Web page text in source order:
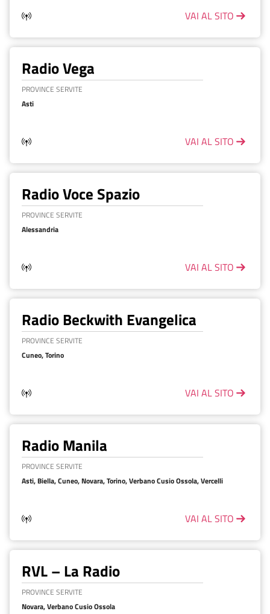
VAI AL SITO
Radio Vega
PROVINCE SERVITE
Asti
VAI AL SITO
Radio Voce Spazio
PROVINCE SERVITE
Alessandria
VAI AL SITO
Radio Beckwith Evangelica
PROVINCE SERVITE
Cuneo, Torino
VAI AL SITO
Radio Manila
PROVINCE SERVITE
Asti, Biella, Cuneo, Novara, Torino, Verbano Cusio Ossola, Vercelli
VAI AL SITO
RVL – La Radio
PROVINCE SERVITE
Novara, Verbano Cusio Ossola